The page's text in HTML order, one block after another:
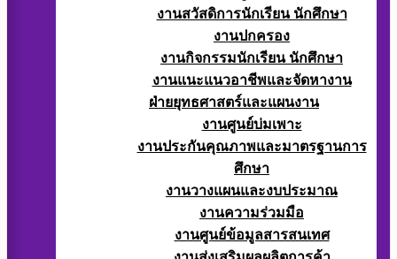
งานสวัสดิการนักเรียน นักศึกษา
งานปกครอง
งานกิจกรรมนักเรียน นักศึกษา
งานแนะแนวอาชีพและจัดหางาน
ฝ่ายยุทธศาสตร์และแผนงาน
งานศูนย์บ่มเพาะ
งานประกันคุณภาพและมาตรฐานการ
ศึกษา
งานวางแผนและงบประมาณ
งานความร่วมมือ
งานศูนย์ข้อมูลสารสนเทศ